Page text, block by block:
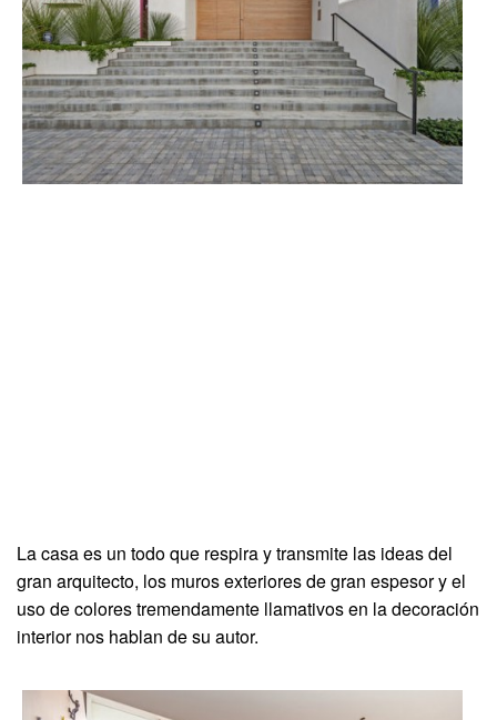
La casa es un todo que respira y transmite las ideas del
gran arquitecto, los muros exteriores de gran espesor y el
uso de colores tremendamente llamativos en la decoración
interior nos hablan de su autor.